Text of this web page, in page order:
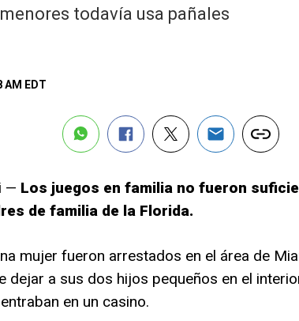
todavía usa pañales
AM EDT
— Los juegos en familia no fueron
de familia de la Florida.
mujer fueron arrestados en el área de
dejar a sus dos hijos pequeños en el
en un casino.